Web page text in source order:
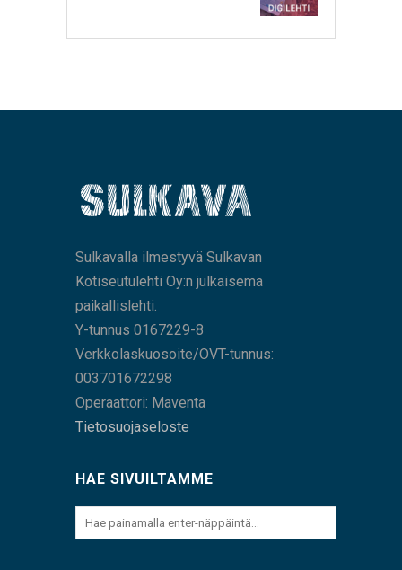
Sulkavalla ilmestyvä Sulkavan
Kotiseutulehti Oy:n julkaisema
paikallislehti.
Y-tunnus 0167229-8
Verkkolaskuosoite/OVT-tunnus:
003701672298
Operaattori: Maventa
Tietosuojaseloste
HAE SIVUILTAMME